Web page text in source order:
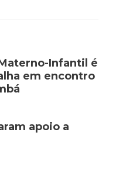
Infantil é
em encontro
apoio a